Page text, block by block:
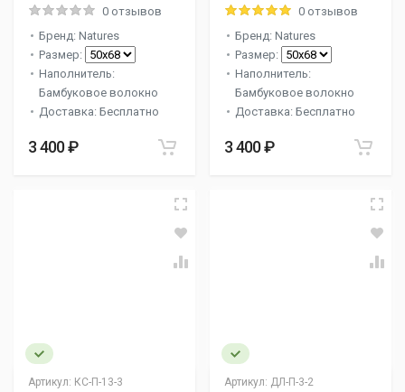
0 отзывов
Бренд: Natures
Размер:
Наполнитель:
Бамбуковое волокно
Доставка: Бесплатно
3 400 ₽
0 отзывов
Бренд: Natures
Размер:
Наполнитель:
Бамбуковое волокно
Доставка: Бесплатно
3 400 ₽
Артикул: КС-П-13-3 Артикул: ДЛ-П-3-2